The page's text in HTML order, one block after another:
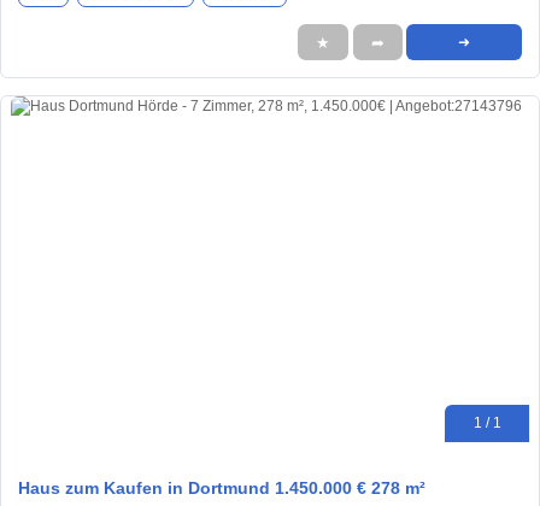
★ ➦ ➜
1 / 1
Haus zum Kaufen in Dortmund 1.450.000 € 278 m²